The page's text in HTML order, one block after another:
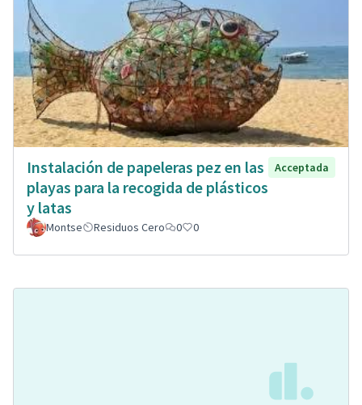
Instalación de papeleras pez en las
playas para la recogida de plásticos
y latas
Acceptada
Montse Residuos Cero 0 0